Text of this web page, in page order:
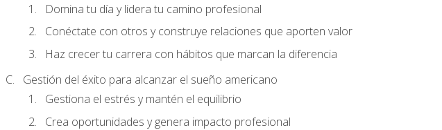
Domina tu día y lidera tu camino profesional
Conéctate con otros y construye relaciones que aporten valor
Haz crecer tu carrera con hábitos que marcan la diferencia
Gestión del éxito para alcanzar el sueño americano
Gestiona el estrés y mantén el equilibrio
Crea oportunidades y genera impacto profesional